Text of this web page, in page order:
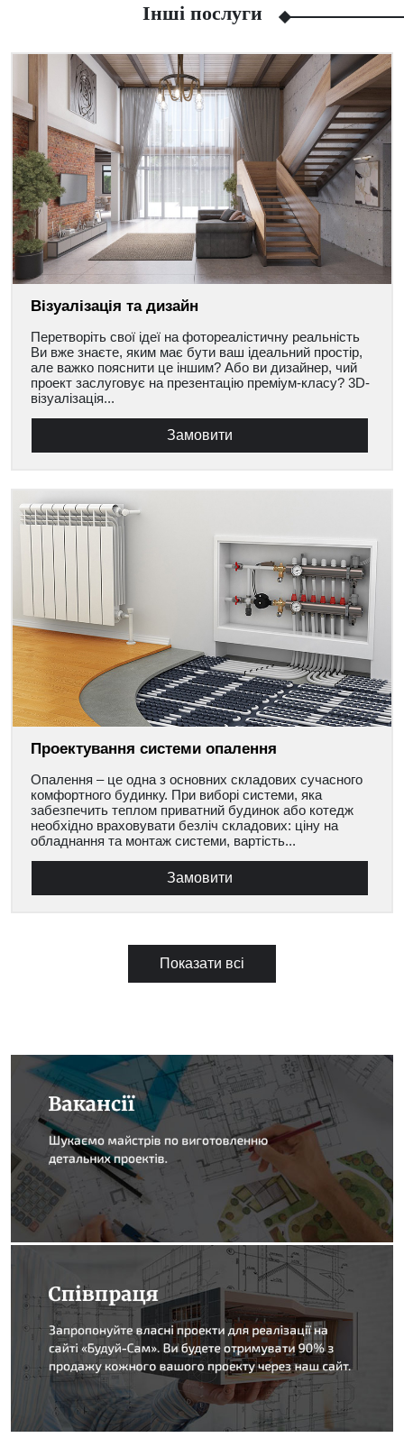
Facebook
ViberTelegramWhatsApp
Pinterest
Інші послуги
Візуалізація та дизайн
Перетворіть свої ідеї на фотореалістичну реальність
Ви вже знаєте, яким має бути ваш ідеальний простір,
але важко пояснити це іншим? Або ви дизайнер, чий
проект заслуговує на презентацію преміум-класу? 3D-
візуалізація...
Замовити
Проектування системи опалення
Опалення – це одна з основних складових сучасного
комфортного будинку. При виборі системи, яка
забезпечить теплом приватний будинок або котедж
необхідно враховувати безліч складових: ціну на
обладнання та монтаж системи, вартість...
Замовити
Показати всі